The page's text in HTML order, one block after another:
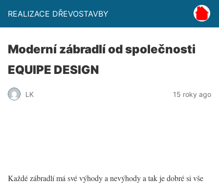
REALIZACE DŘEVOSTAVBY
Moderní zábradlí od společnosti
EQUIPE DESIGN
LK 15 roky ago
Každé zábradlí má své výhody a nevýhody a tak je dobré si vše